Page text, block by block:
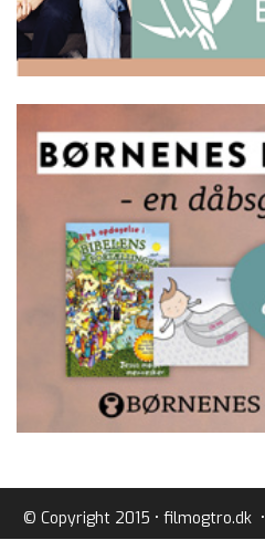
© Copyright 2015 • filmogtro.dk •